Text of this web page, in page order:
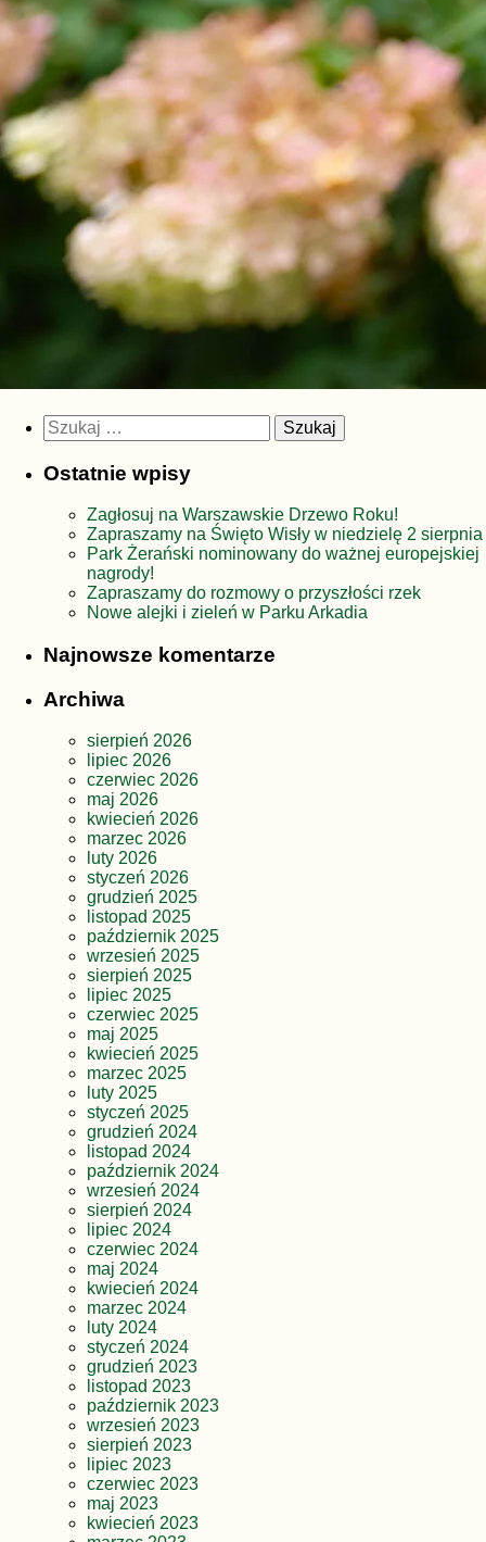
Szukaj:
Ostatnie wpisy
Zagłosuj na Warszawskie Drzewo Roku!
Zapraszamy na Święto Wisły w niedzielę 2 sierpnia
Park Żerański nominowany do ważnej europejskiej
nagrody!
Zapraszamy do rozmowy o przyszłości rzek
Nowe alejki i zieleń w Parku Arkadia
Najnowsze komentarze
Archiwa
sierpień 2026
lipiec 2026
czerwiec 2026
maj 2026
kwiecień 2026
marzec 2026
luty 2026
styczeń 2026
grudzień 2025
listopad 2025
październik 2025
wrzesień 2025
sierpień 2025
lipiec 2025
czerwiec 2025
maj 2025
kwiecień 2025
marzec 2025
luty 2025
styczeń 2025
grudzień 2024
listopad 2024
październik 2024
wrzesień 2024
sierpień 2024
lipiec 2024
czerwiec 2024
maj 2024
kwiecień 2024
marzec 2024
luty 2024
styczeń 2024
grudzień 2023
listopad 2023
październik 2023
wrzesień 2023
sierpień 2023
lipiec 2023
czerwiec 2023
maj 2023
kwiecień 2023